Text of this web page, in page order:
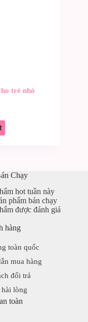
trẻ nhỏ
Chạy
hot tuần này
phẩm bán chạy
được đánh giá
hàng
toàn quốc
mua hàng
đổi trả
hài lòng
toàn